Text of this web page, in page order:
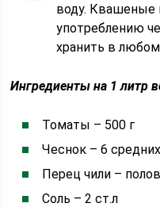
воду. Квашеные
употреблению
хранить в
Ингредиенты на 1 литр
Томаты – 500 г
Чеснок – 6
Перец чили –
Соль – 2 ст.л